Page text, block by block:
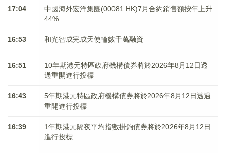
17:04
中國海外宏洋集團(00081.HK)7月合約銷售額按年上升
44%
16:53 和光智成完成天使輪數千萬融資
16:51
10年期港元特區政府機構債券將於2026年8月12日透
過重開進行投標
16:43
5年期港元特區政府機構債券將於2026年8月12日透過
重開進行投標
16:39
1年期港元隔夜平均指數掛鉤債券將於2026年8月12日
進行投標